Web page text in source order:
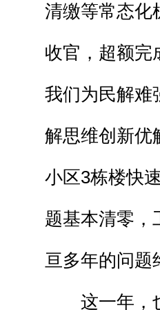
清缴等常态化
收官，超额完
我们为民解难
解思维创新优
小区3栋楼快
题基本清零，
亘多年的问题
这一年，